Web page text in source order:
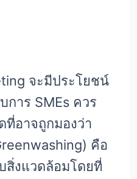
จะมีประโยชน์
การ SMEs ควร
ที่อาจถูกมองว่า
คือ
สิ่งแวดล้อมโดยที่